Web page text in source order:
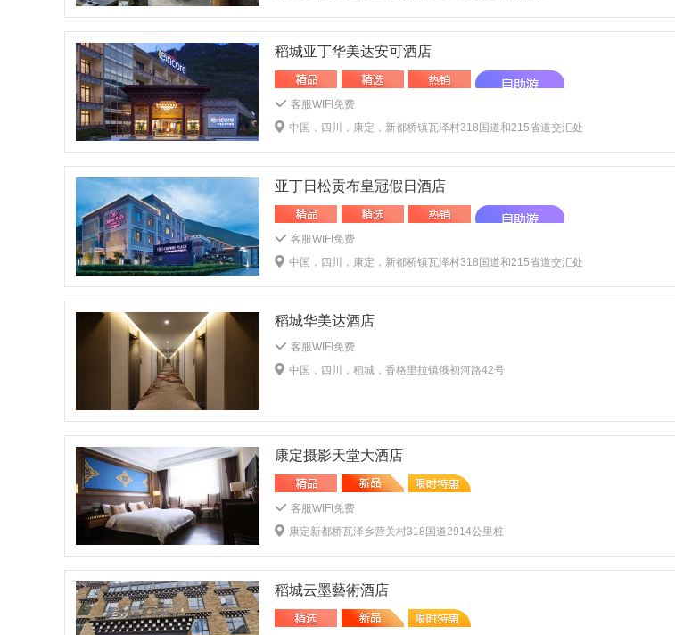
稻城亚丁华美达安可酒店
客服WIFI免费
中国，四川，康定，新都桥镇瓦泽村318国道和215省道交汇处
亚丁日松贡布皇冠假日酒店
客服WIFI免费
中国，四川，康定，新都桥镇瓦泽村318国道和215省道交汇处
稻城华美达酒店
客服WIFI免费
中国，四川，稻城，香格里拉镇俄初河路42号
康定摄影天堂大酒店
客服WIFI免费
康定新都桥瓦泽乡营关村318国道2914公里桩
稻城云墨藝術酒店